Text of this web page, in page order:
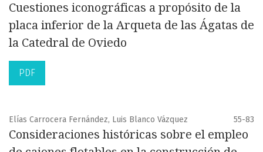
Cuestiones iconográficas a propósito de la
placa inferior de la Arqueta de las Ágatas de
la Catedral de Oviedo
PDF
Elías Carrocera Fernández, Luis Blanco Vázquez 55-83
Consideraciones históricas sobre el empleo